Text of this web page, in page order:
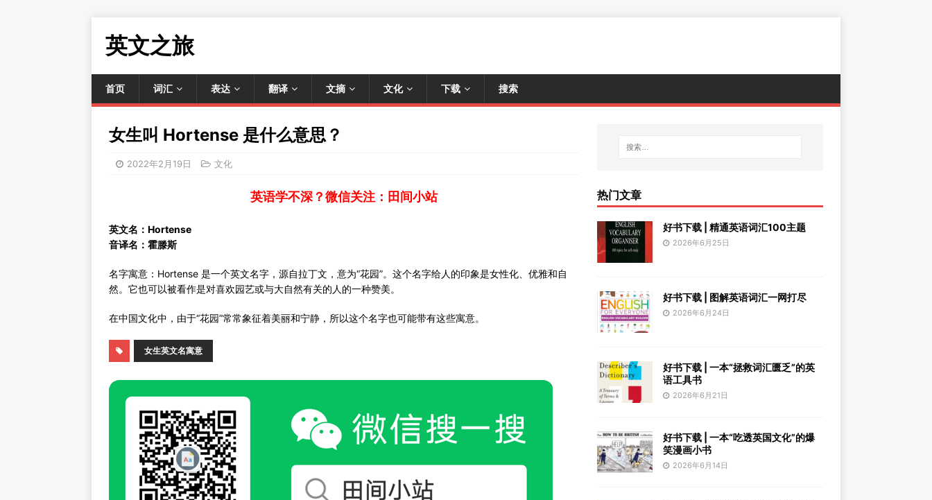
英文之旅
首页 词汇 表达 翻译 文摘 文化 下载 搜索
女生叫 Hortense 是什么意思？
2022年2月19日 文化
英语学不深？微信关注：田间小站
英文名：Hortense
音译名：霍滕斯
名字寓意：Hortense 是一个英文名字，源自拉丁文，意为“花园”。这个名字给人的印象是女性化、优雅和自
然。它也可以被看作是对喜欢园艺或与大自然有关的人的一种赞美。
在中国文化中，由于“花园”常常象征着美丽和宁静，所以这个名字也可能带有这些寓意。
女生英文名寓意
热门文章
好书下载 | 精通英语词汇100主题
2026年6月25日
好书下载 | 图解英语词汇一网打尽
2026年6月24日
好书下载 | 一本“拯救词汇匮乏”的英
语工具书
2026年6月21日
好书下载 | 一本“吃透英国文化”的爆
笑漫画小书
2026年6月14日